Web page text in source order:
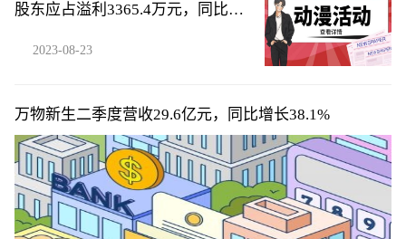
股东应占溢利3365.4万元，同比减
2023-08-23
万物新生二季度营收29.6亿元，同比增长38.1%